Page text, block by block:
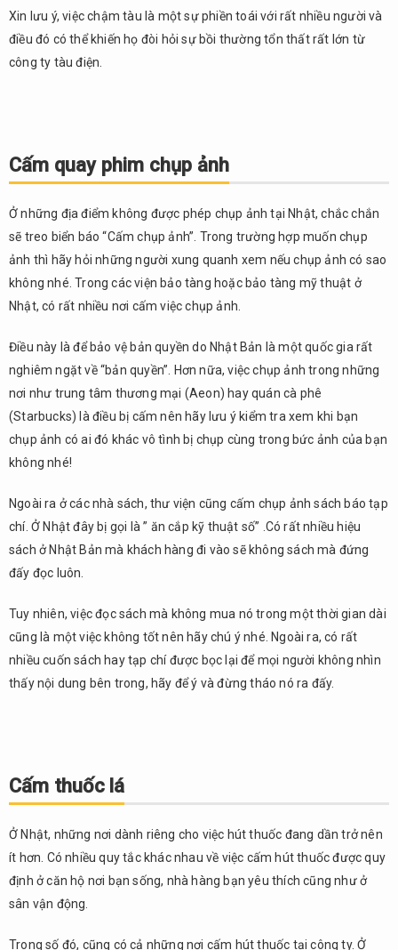
vẽ
bậy
7.
Xin lưu ý, việc chậm tàu là một sự phiền toái với rất nhiều người và
điều đó có thể khiến họ đòi hỏi sự bồi thường tổn thất rất lớn từ
công ty tàu điện.
Cấm quay phim chụp ảnh
Ở những địa điểm không được phép chụp ảnh tại Nhật, chắc chắn
sẽ treo biển báo “Cấm chụp ảnh”. Trong trường hợp muốn chụp
ảnh thì hãy hỏi những người xung quanh xem nếu chụp ảnh có sao
không nhé. Trong các viện bảo tàng hoặc bảo tàng mỹ thuật ở
Nhật, có rất nhiều nơi cấm việc chụp ảnh.
Điều này là để bảo vệ bản quyền do Nhật Bản là một quốc gia rất
nghiêm ngặt về “bản quyền”. Hơn nữa, việc chụp ảnh trong những
nơi như trung tâm thương mại (Aeon) hay quán cà phê
(Starbucks) là điều bị cấm nên hãy lưu ý kiểm tra xem khi bạn
chụp ảnh có ai đó khác vô tình bị chụp cùng trong bức ảnh của bạn
không nhé!
Ngoài ra ở các nhà sách, thư viện cũng cấm chụp ảnh sách báo tạp
chí. Ở Nhật đây bị gọi là ” ăn cắp kỹ thuật số” .Có rất nhiều hiệu
sách ở Nhật Bản mà khách hàng đi vào sẽ không sách mà đứng
đấy đọc luôn.
Tuy nhiên, việc đọc sách mà không mua nó trong một thời gian dài
cũng là một việc không tốt nên hãy chú ý nhé. Ngoài ra, có rất
nhiều cuốn sách hay tạp chí được bọc lại để mọi người không nhìn
thấy nội dung bên trong, hãy để ý và đừng tháo nó ra đấy.
Cấm thuốc lá
Ở Nhật, những nơi dành riêng cho việc hút thuốc đang dần trở nên
ít hơn. Có nhiều quy tắc khác nhau về việc cấm hút thuốc được quy
định ở căn hộ nơi bạn sống, nhà hàng bạn yêu thích cũng như ở
sân vận động.
Trong số đó, cũng có cả những nơi cấm hút thuốc tại công ty. Ở